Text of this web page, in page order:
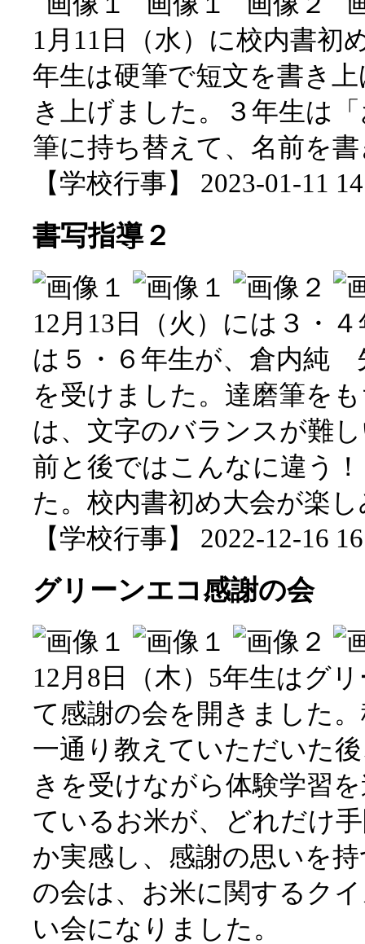
1月11日（水）に校内書初
年生は硬筆で短文を書き
き上げました。３年生は
筆に持ち替えて、名前を
【学校行事】 2023-01-11
書写指導２
12月13日（火）には３・
は５・６年生が、倉内純
を受けました。達磨筆を
は、文字のバランスが難
前と後ではこんなに違う
た。校内書初め大会が楽
【学校行事】 2022-12-16
グリーンエコ感謝の会
12月8日（木）5年生はグ
て感謝の会を開きました
一通り教えていただいた
きを受けながら体験学習
ているお米が、どれだけ
か実感し、感謝の思いを
の会は、お米に関するク
い会になりました。